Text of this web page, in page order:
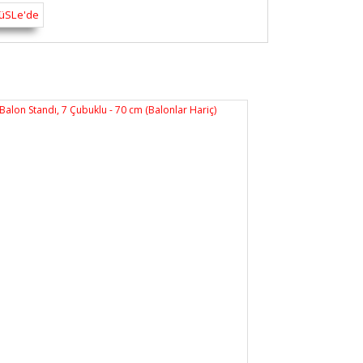
gördüğünüz noktaları öneri formunu